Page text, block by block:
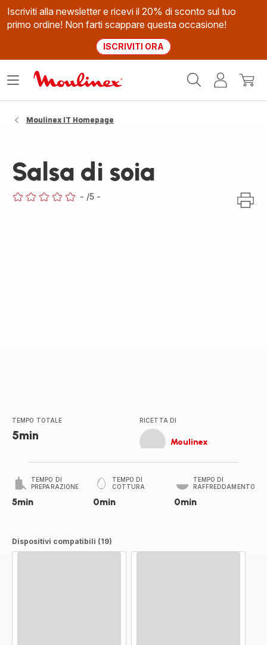
Iscriviti alla newsletter e ricevi il 20% di sconto sul tuo
primo ordine! Non farti scappare questa occasione!
ISCRIVITI ORA
Il
Apri
Moulinex IT Homepage
Salsa di soia
- /5 -
TEMPO TOTALE
5min
RICETTA DI
Moulinex
TEMPO DI
PREPARAZIONE
5min
TEMPO DI
COTTURA
0min
TEMPO DI
RAFFREDDAMENTO
0min
Dispositivi compatibili (19)